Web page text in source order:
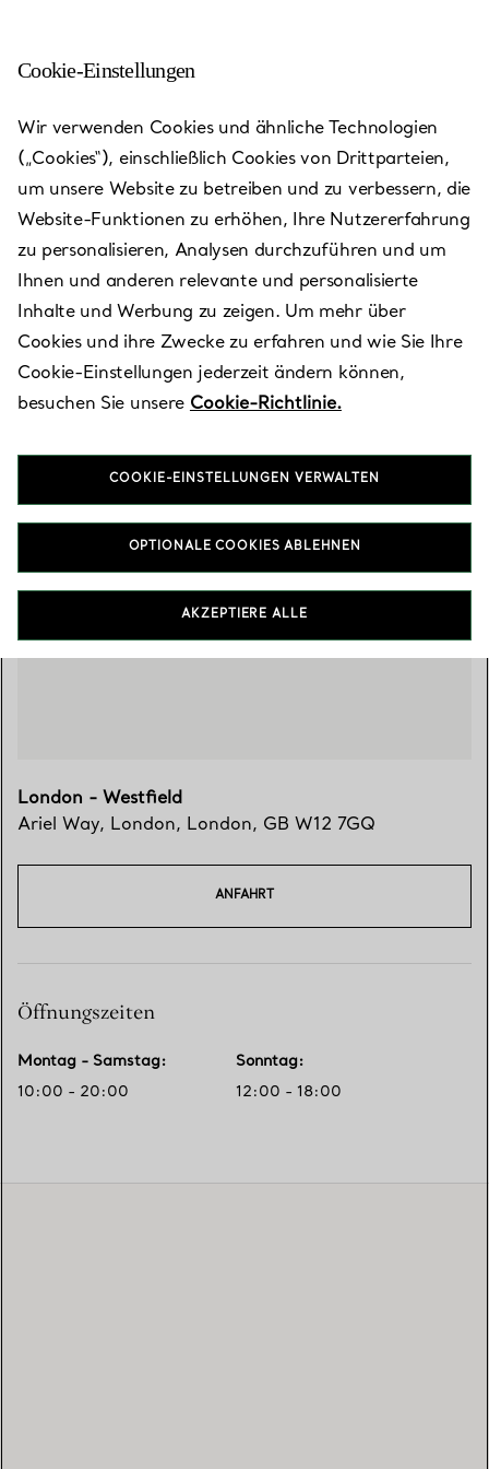
London - Westfield
Heute bis 20:00 geöffnet
VEREINBAREN SIE EINEN TERMIN
Verfügbare Leistungen
0800 160 1837
Besuchen Sie uns
London - Westfield
Ariel Way, London, London, GB W12 7GQ
ANFAHRT
Öffnungszeiten
Montag - Samstag:
10:00 - 20:00
Sonntag:
12:00 - 18:00
Cookie-Einstellungen
Wir verwenden Cookies und ähnliche Technologien
(„Cookies“), einschließlich Cookies von Drittparteien,
um unsere Website zu betreiben und zu verbessern, die
Website-Funktionen zu erhöhen, Ihre Nutzererfahrung
zu personalisieren, Analysen durchzuführen und um
Ihnen und anderen relevante und personalisierte
Inhalte und Werbung zu zeigen. Um mehr über
Cookies und ihre Zwecke zu erfahren und wie Sie Ihre
Cookie-Einstellungen jederzeit ändern können,
besuchen Sie unsere Cookie-Richtlinie.
COOKIE-EINSTELLUNGEN VERWALTEN
OPTIONALE COOKIES ABLEHNEN
AKZEPTIERE ALLE